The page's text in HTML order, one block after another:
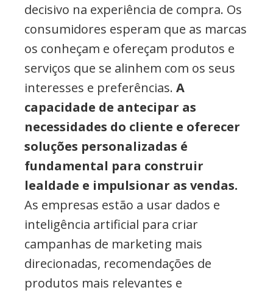
decisivo na experiência de compra. Os
consumidores esperam que as marcas
os conheçam e ofereçam produtos e
serviços que se alinhem com os seus
interesses e preferências. A
capacidade de antecipar as
necessidades do cliente e oferecer
soluções personalizadas é
fundamental para construir
lealdade e impulsionar as vendas.
As empresas estão a usar dados e
inteligência artificial para criar
campanhas de marketing mais
direcionadas, recomendações de
produtos mais relevantes e